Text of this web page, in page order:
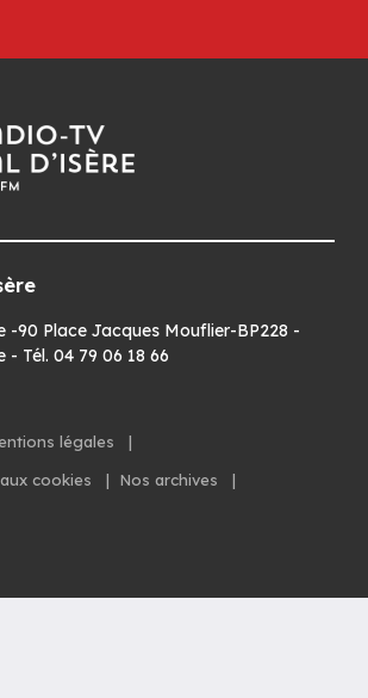
-90 Place Jacques Mouflier-BP228 -
- Tél. 04 79 06 18 66
légales
|
cookies
| Nos archives
|